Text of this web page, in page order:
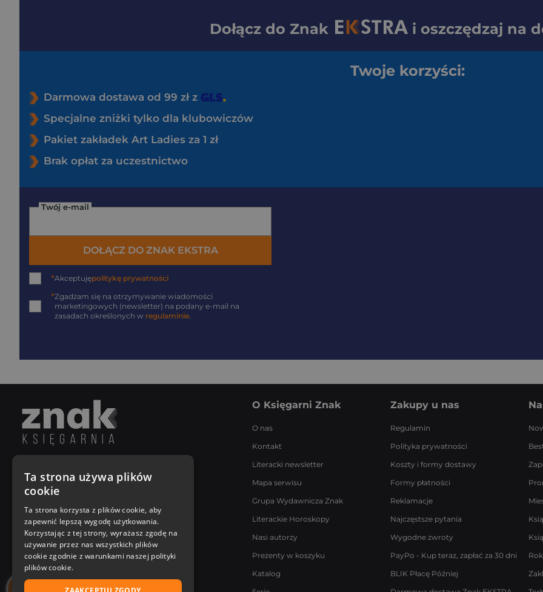
Dołącz do Znak i oszczędzaj na
Twoje korzyści:
Darmowa dostawa od 99 zł z
Specjalne zniżki tylko dla klubowiczów
Pakiet zakładek Art Ladies za 1 zł
Brak opłat za uczestnictwo
Twój e-mail
DOŁĄCZ DO ZNAK EKSTRA
*Akceptujępolitykę prywatności
*Zgadzam się na otrzymywanie wiadomości
marketingowych (newsletter) na podany e-mail na
zasadach określonych w regulaminie.
Poniedziałek - Piątek
8:00 - 18:00
[email protected]
Bądź z nami na bieżąco
O Księgarni Znak
O nas
Kontakt
Literacki newsletter
Mapa serwisu
Grupa Wydawnicza Znak
Literackie Horoskopy
Nasi autorzy
Prezenty w koszyku
Katalog
Zakupy u nas
Regulamin
Polityka prywatności
Koszty i formy dostawy
Formy płatności
Reklamacje
Najczęstsze pytania
Wygodne zwroty
PayPo - Kup teraz, zapłać za 30 dni
BLIK Płacę Później
Ta strona używa plików
cookie
Ta strona korzysta z plików cookie, aby
zapewnić lepszą wygodę użytkowania.
Korzystając z tej strony, wyrażasz zgodę na
używanie przez nas wszystkich plików
cookie zgodnie z warunkami naszej polityki
plików cookie.